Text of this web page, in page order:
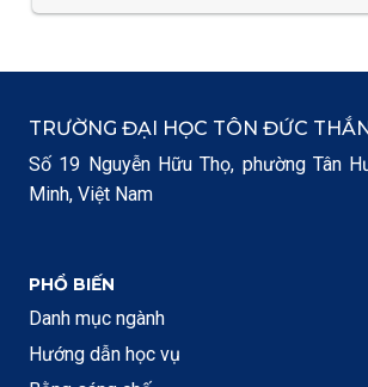
TRƯỜNG ĐẠI HỌC TÔN ĐỨC
Số 19 Nguyễn Hữu Thọ, phường Tân
Minh, Việt Nam
PHỔ BIẾN
Danh mục ngành
Hướng dẫn học vụ